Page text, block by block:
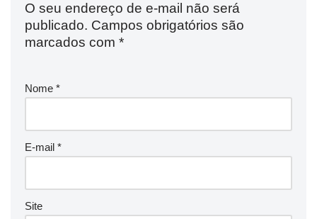
O seu endereço de e-mail não será
publicado. Campos obrigatórios são
marcados com *
Nome *
E-mail *
Site